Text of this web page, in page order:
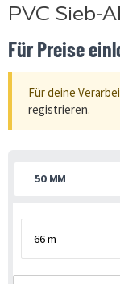
PVC Sieb-
Für Preise
Für deine
registrieren.
50 MM